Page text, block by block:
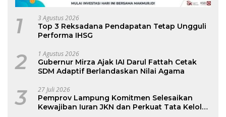
1 3 Agustus 2026
Top 3 Reksadana Pendapatan Tetap Ungguli
Performa IHSG
2 1 Agustus 2026
Gubernur Mirza Ajak IAI Darul Fattah Cetak
SDM Adaptif Berlandaskan Nilai Agama
3 27 Juli 2026
Pemprov Lampung Komitmen Selesaikan
Kewajiban Iuran JKN dan Perkuat Tata Kelola